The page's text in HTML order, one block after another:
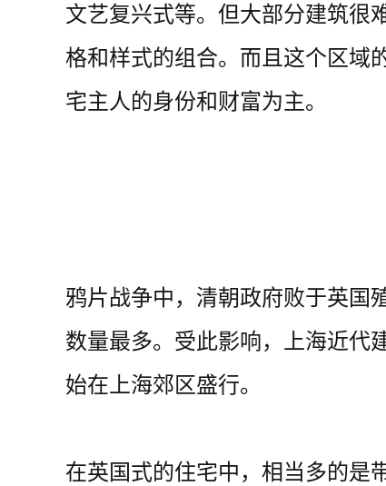
文艺复兴式等。但大部分建筑很
格和样式的组合。而且这个区域
宅主人的身份和财富为主。
鸦片战争中，清朝政府败于英国
数量最多。受此影响，上海近代
始在上海郊区盛行。
在英国式的住宅中，相当多的是